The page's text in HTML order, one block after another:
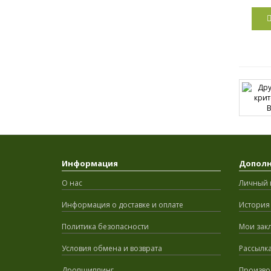
Информация
О нас
Информация о доставке и оплате
Политика безопасности
Условия обмена и возврата
Личный
История
Мои